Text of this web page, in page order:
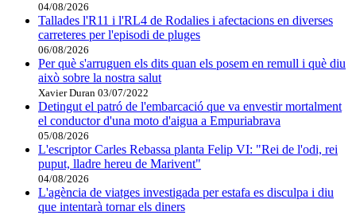
04/08/2026
Tallades l'R11 i l'RL4 de Rodalies i afectacions en diverses
carreteres per l'episodi de pluges
06/08/2026
Per què s'arruguen els dits quan els posem en remull i què diu
això sobre la nostra salut
Xavier Duran 03/07/2022
Detingut el patró de l'embarcació que va envestir mortalment
el conductor d'una moto d'aigua a Empuriabrava
05/08/2026
L'escriptor Carles Rebassa planta Felip VI: "Rei de l'odi, rei
puput, lladre hereu de Marivent"
04/08/2026
L'agència de viatges investigada per estafa es disculpa i diu
que intentarà tornar els diners